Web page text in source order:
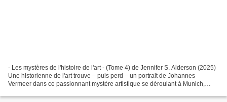
- Les mystères de l'histoire de l'art - (Tome 4) de Jennifer S. Alderson (2025)
Une historienne de l'art trouve – puis perd – un portrait de Johannes
Vermeer dans ce passionnant mystère artistique se déroulant à Munich,